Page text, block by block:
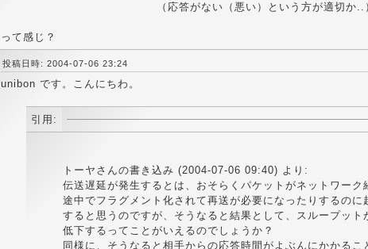
（応答がない（悪い）という方が適切か..
って感じ？
投稿日時: 2004-07-06 23:24
unibon です。こんにちわ。
引用:
トーヤさんの書き込み (2004-07-06 09:40) より:
伝送遅延が発生するとは、おそらくパケットがネットワーク
途中でフラグメント化されて再送が必要になったりするのに
すると思うのですが、そうなると結果として、スループット
低下するってことがいえるのでしょうか？
同様に、そうなると相手からの応答時間がよぶんにかかるこ